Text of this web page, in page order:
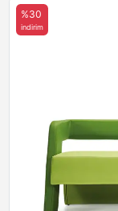
%30
indirim